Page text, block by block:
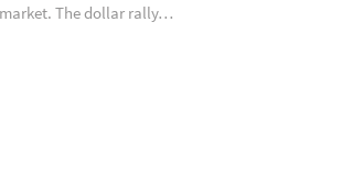
The dollar rally…